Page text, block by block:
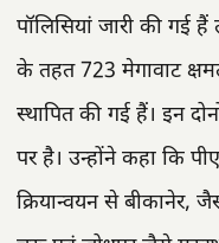
पॉलिसियां जारी की गई
के तहत 723 मेगावाट
स्थापित की गई हैं। इन
पर है। उन्होंने कहा कि
क्रियान्वयन से बीकानेर,